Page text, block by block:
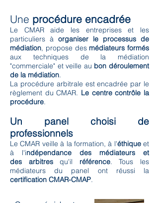
Une procédure encadrée
Le CMAR aide les entreprises et les
particuliers à organiser le processus de
médiation, propose desmédiateurs formés
aux techniques de la médiation
"commerciale" et veille au bon déroulement
de la médiation.
La procédure arbitrale est encadrée par le
règlement du CMAR. Le centre contrôle la
procédure.
Un panel choisi de
professionnels
Le CMAR veille à la formation, à l'éthiqueet
à l'indépendance des médiateurs et
des arbitresqu'il référence. Tous les
médiateurs du panel ont réussi la
certification CMAR-CMAP.